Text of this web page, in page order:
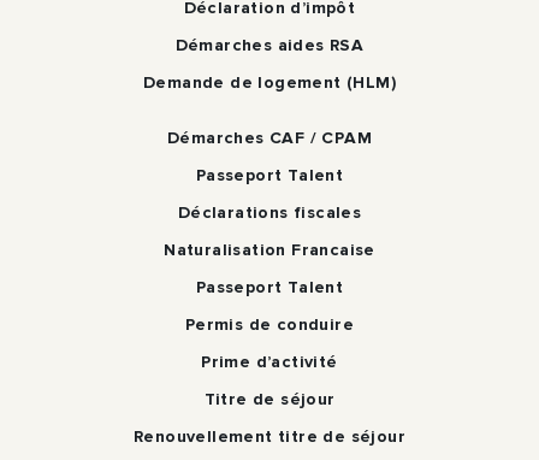
Déclaration d’impôt
Démarches aides RSA
Demande de logement (HLM)
Démarches CAF / CPAM
Passeport Talent
Déclarations fiscales
Naturalisation Francaise
Passeport Talent
Permis de conduire
Prime d’activité
Titre de séjour
Renouvellement titre de séjour